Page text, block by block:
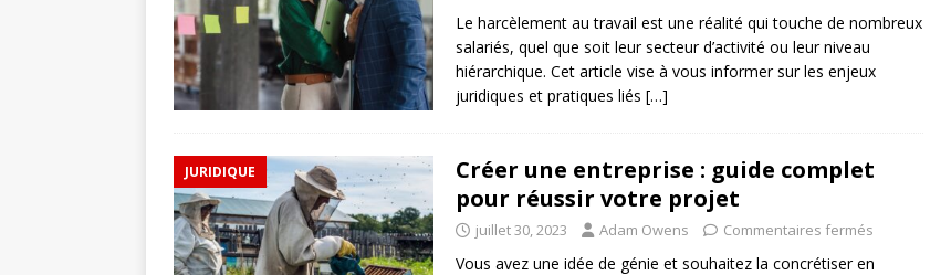
Le harcèlement au travail est une réalité qui touche de nombreux
salariés, quel que soit leur secteur d’activité ou leur niveau
hiérarchique. Cet article vise à vous informer sur les enjeux
juridiques et pratiques liés […]
JURIDIQUE
Créer une entreprise : guide complet
pour réussir votre projet
juillet 30, 2023 Adam Owens Commentaires fermés
Vous avez une idée de génie et souhaitez la concrétiser en